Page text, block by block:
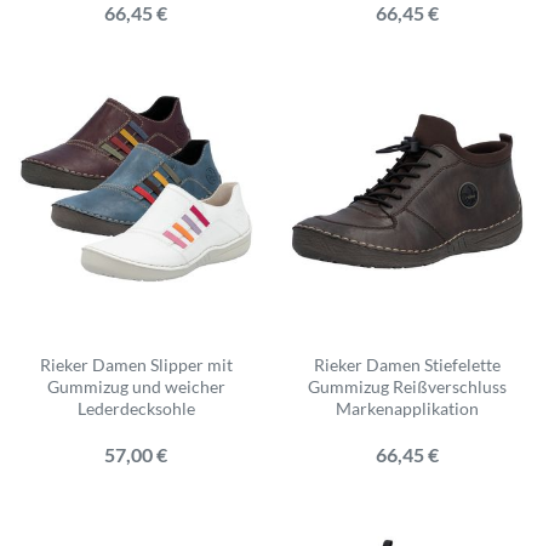
66,45 € 66,45 €
Rieker Damen Slipper mit
Gummizug und weicher
Lederdecksohle
57,00 €
Rieker Damen Stiefelette
Gummizug Reißverschluss
Markenapplikation
66,45 €